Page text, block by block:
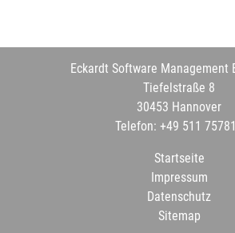
Eckardt Software Management
Tiefelstraße 8
30453 Hannover
Telefon: +49 511
Startseite
Impressum
Datenschutz
Sitemap